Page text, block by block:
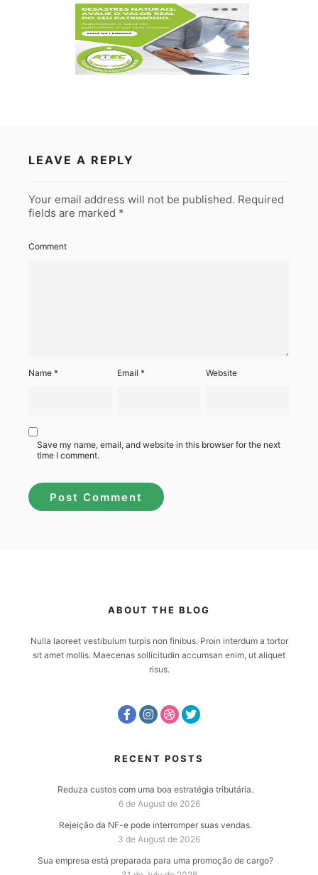
LEAVE A REPLY
Your email address will not be published. Required
fields are marked *
Comment
Name * Email* Website
Save my name, email, and website in this browser for the next
time I comment.
ABOUT THE BLOG
Nulla laoreet vestibulum turpis non finibus. Proin interdum a tortor
sit amet mollis. Maecenas sollicitudin accumsan enim, ut aliquet
risus.
RECENT POSTS
Reduza custos com uma boa estratégia tributária.
6 de August de 2026
Rejeição da NF-e pode interromper suas vendas.
3 de August de 2026
Sua empresa está preparada para uma promoção de cargo?